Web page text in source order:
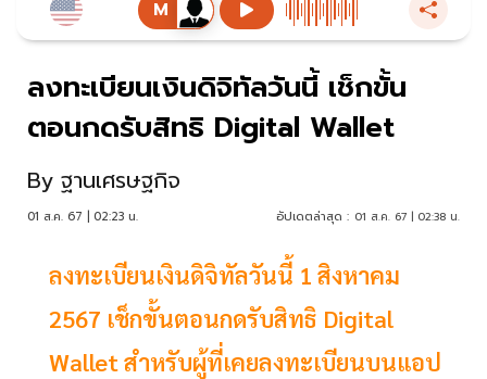
ลงทะเบียนเงินดิจิทัลวันนี้ เช็กขั้น
ตอนกดรับสิทธิ Digital Wallet
By ฐานเศรษฐกิจ
01 ส.ค. 67 | 02:23 น. อัปเดตล่าสุด : 01 ส.ค. 67 | 02:38 น.
ลงทะเบียนเงินดิจิทัลวันนี้ 1 สิงหาคม
2567 เช็กขั้นตอนกดรับสิทธิ Digital
Wallet สำหรับผู้ที่เคยลงทะเบียนบนแอป